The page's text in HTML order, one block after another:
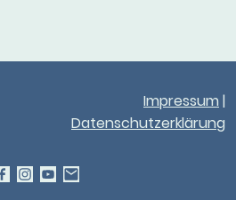
Impressum |
Datenschutzerklärung